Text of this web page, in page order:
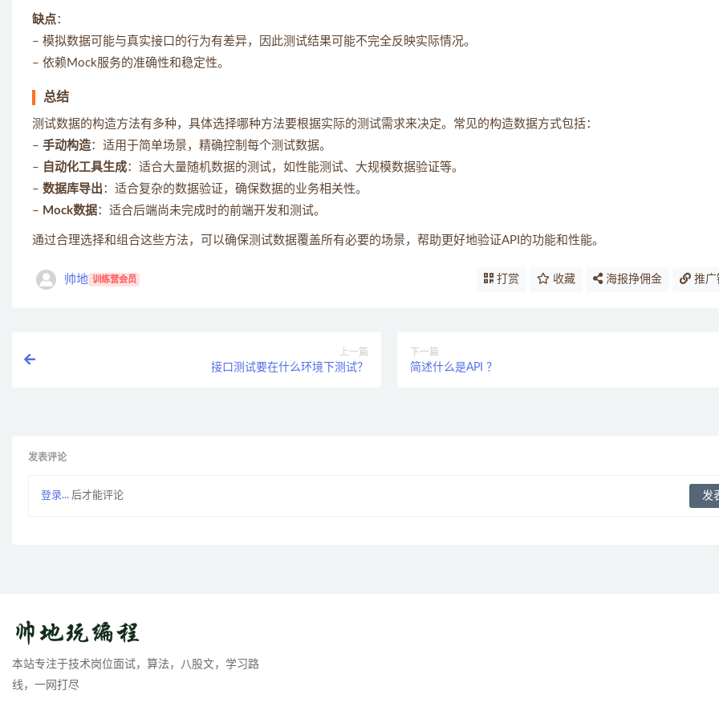
缺点：
– 模拟数据可能与真实接口的行为有差异，因此测试结果可能不完全反映实际情况。
– 依赖Mock服务的准确性和稳定性。
总结
测试数据的构造方法有多种，具体选择哪种方法要根据实际的测试需求来决定。常见的构造数据方式包括：
– 手动构造：适用于简单场景，精确控制每个测试数据。
– 自动化工具生成：适合大量随机数据的测试，如性能测试、大规模数据验证等。
– 数据库导出 ：适合复杂的数据验证，确保数据的业务相关性。
– Mock数据：适合后端尚未完成时的前端开发和测试。
通过合理选择和组合这些方法，可以确保测试数据覆盖所有必要的场景，帮助更好地验证API的功能和性能。
帅地 训练营会员 打赏 收藏 海报挣佣金 推广
上一篇
接口测试要在什么环境下测试？
下一篇
简述什么是API ？
发表评论
登录... 后才能评论
本站专注于技术岗位面试，算法，八股文，学习路
线，一网打尽